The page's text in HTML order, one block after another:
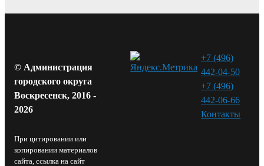
© Администрация
городского округа
Воскресенск, 2016 -
2026
При цитировании или
копировании материалов
сайта, ссылка на сайт
+7 (496)
442-04-50
+7 (496)
442-06-66
Контакты⁠